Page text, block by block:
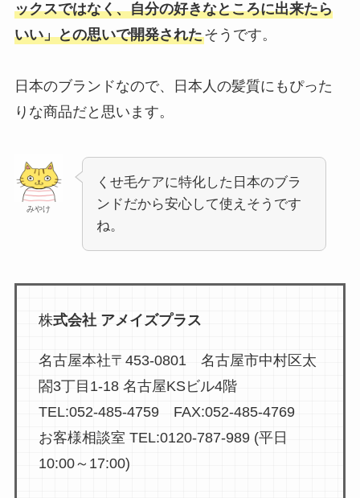
ックスではなく、自分の好きなところに出来たら
いい」との思いで開発されたそうです。
日本のブランドなので、日本人の髪質にもぴった
りな商品だと思います。
みやけ
くせ毛ケアに特化した日本のブラ
ンドだから安心して使えそうです
ね。
株式会社 アメイズプラス
名古屋本社〒453-0801 名古屋市中村区太
閤3丁目1-18 名古屋KSビル4階
TEL:052-485-4759 FAX:052-485-4769
お客様相談室 TEL:0120-787-989 (平日
10:00～17:00)